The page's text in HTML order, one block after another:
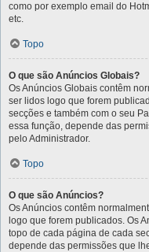
como por exemplo email do
etc.
Topo
O que são Anúncios Globais?
Os Anúncios Globais contêm
ser lidos logo que forem
secções e também com o seu
essa função, depende das
pelo Administrador.
Topo
O que são Anúncios?
Os Anúncios contêm
logo que forem publicados. Os
topo de cada página de cada
depende das permissões que